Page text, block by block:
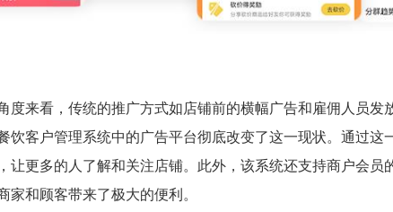
度来看，传统的推广方式如店铺前的横幅广告和雇佣人员发
饮客户管理系统中的广告平台彻底改变了这一现状。通过这
让更多的人了解和关注店铺。此外，该系统还支持商户会员
家和顾客带来了极大的便利。